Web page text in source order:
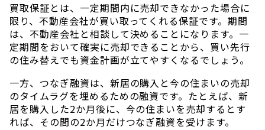
買取保証とは、一定期間内に売却できなかった場合に
限り、不動産会社が買い取ってくれる保証です。期間
は、不動産会社と相談して決めることになります。一
定期間をおいて確実に売却できることから、買い先行
の住み替えでも資金計画が立てやすくなるでしょう。
一方、つなぎ融資は、新居の購入と今の住まいの売却
のタイムラグを埋めるための融資です。たとえば、新
居を購入した2か月後に、今の住まいを売却するとす
れば、その間の2か月だけつなぎ融資を受けます。